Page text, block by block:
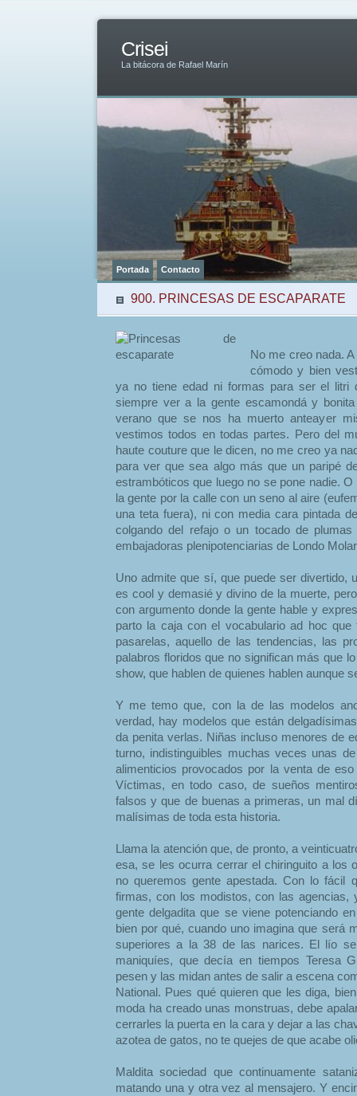
Crisei
La bitácora de Rafael Marín
Portada Contacto
900. PRINCESAS DE ESCAPARATE
No me creo nada.
cómodo y bien
ya no tiene edad ni formas para ser el litri
siempre ver a la gente escamondá y
verano que se nos ha muerto anteayer
vestimos todos en todas partes. Pero del
haute couture que le dicen, no me creo ya
para ver que sea algo más que un paripé
estrambóticos que luego no se pone nadie.
la gente por la calle con un seno al aire
una teta fuera), ni con media cara pintada
colgando del refajo o un tocado de
embajadoras plenipotenciarias de Londo
Uno admite que sí, que puede ser divertido,
es cool y demasié y divino de la muerte,
con argumento donde la gente hable y
parto la caja con el vocabulario ad hoc
pasarelas, aquello de las tendencias, las
palabros floridos que no significan más que
show, que hablen de quienes hablen aunque
Y me temo que, con la de las modelos
verdad, hay modelos que están
da penita verlas. Niñas incluso menores de
turno, indistinguibles muchas veces unas
alimenticios provocados por la venta de
Víctimas, en todo caso, de sueños
falsos y que de buenas a primeras, un mal
malísimas de toda esta historia.
Llama la atención que, de pronto, a
esa, se les ocurra cerrar el chiringuito a los
no queremos gente apestada. Con lo fácil
firmas, con los modistos, con las agencias,
gente delgadita que se viene potenciando
bien por qué, cuando uno imagina que será
superiores a la 38 de las narices. El lío
maniquíes, que decía en tiempos Teresa
pesen y las midan antes de salir a escena
National. Pues qué quieren que les diga,
moda ha creado unas monstruas, debe
cerrarles la puerta en la cara y dejar a las
azotea de gatos, no te quejes de que acabe
Maldita sociedad que continuamente
matando una y otra vez al mensajero. Y